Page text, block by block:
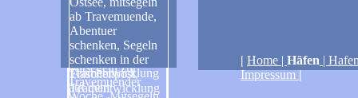
| Home | Häfen |
Impressum|